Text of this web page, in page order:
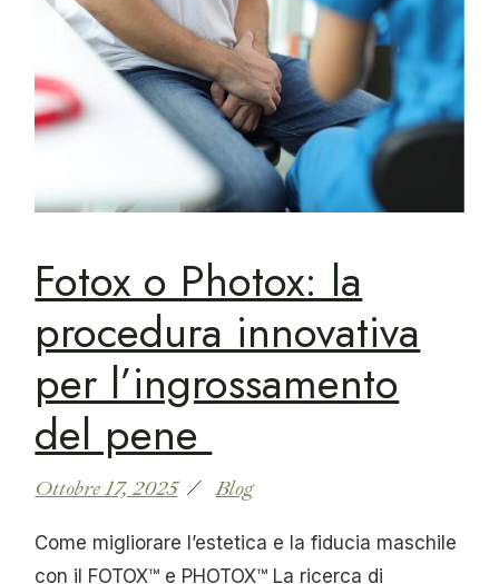
Fotox o Photox: la
procedura innovativa
per l’ingrossamento
del pene
Ottobre 17, 2025 Blog
Come migliorare l’estetica e la fiducia maschile
con il FOTOX™️ e PHOTOX™️ La ricerca di